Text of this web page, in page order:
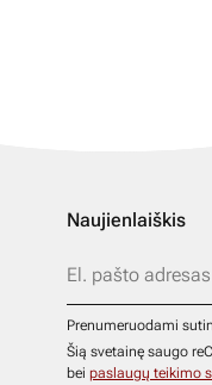
Naujienlaiškis
Prenumeruodami
Šią svetainę saugo
bei paslaugų teikimo